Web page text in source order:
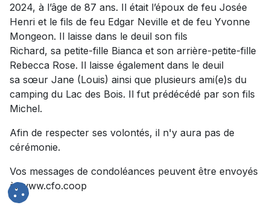
2024, à l’âge de 87 ans. Il était l’époux de feu Josée
Henri et le fils de feu Edgar Neville et de feu Yvonne
Mongeon. Il laisse dans le deuil son fils
Richard, sa petite-fille Bianca et son arrière-petite-fille
Rebecca Rose. Il laisse également dans le deuil
sa sœur Jane (Louis) ainsi que plusieurs ami(e)s du
camping du Lac des Bois. Il fut prédécédé par son fils
Michel.
Afin de respecter ses volontés, il n'y aura pas de
cérémonie.
Vos messages de condoléances peuvent être envoyés
à: www.cfo.coop